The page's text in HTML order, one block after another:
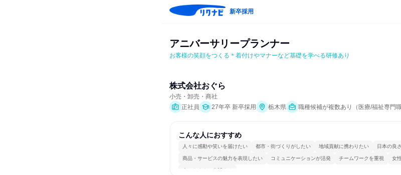
新卒採用
アニバーサリープランナー
お客様の笑顔をつくる＊着付けやマナーなど基礎を学べる研修あり
株式会社おぐら
小売・卸売・商社
正社員
27年卒 新卒採用 栃木県 職種候補が複数あり（医療/福祉専門
こんな人におすすめ
人々に感動や笑いを届けたい 都市・街づくりがしたい 地域貢献に携わりたい 日本の良
商品・サービスの魅力を表現したい コミュニケーションが活発 チームワークを重視 女
人とたくさん会話する